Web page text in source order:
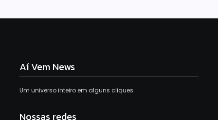
Aí Vem News
Um universo inteiro em alguns cliques.
Nossas redes